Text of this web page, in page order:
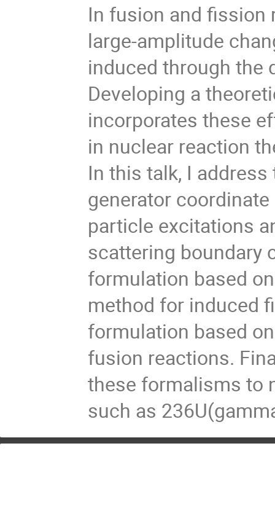
In fusion and fission
large-amplitude
induced through the
Developing a
incorporates these
in nuclear reaction
In this talk, I
generator
particle excitations
scattering boundary
formulation based
method for induced
formulation based
fusion reactions.
these formalisms to
such as